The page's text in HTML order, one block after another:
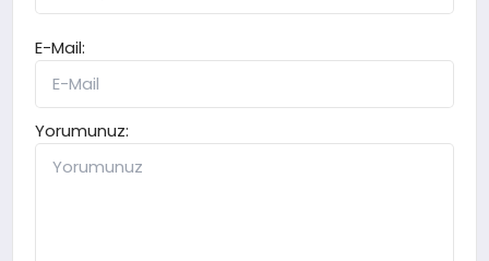
E-Mail:
Yorumunuz: